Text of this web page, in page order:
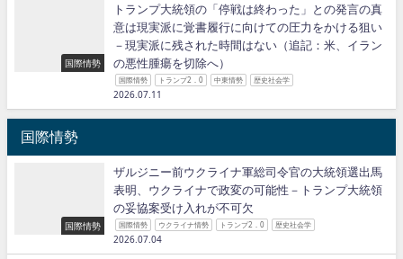
国際情勢
トランプ大統領の「停戦は終わった」との発言の真
意は現実派に覚書履行に向けての圧力をかける狙い
－現実派に残された時間はない（追記：米、イラン
の悪性腫瘍を切除へ）
国際情勢 トランプ2．0 中東情勢 歴史社会学
2026.07.11
国際情勢
国際情勢
ザルジニー前ウクライナ軍総司令官の大統領選出馬
表明、ウクライナで政変の可能性－トランプ大統領
の妥協案受け入れが不可欠
国際情勢 ウクライナ情勢 トランプ2．0 歴史社会学
2026.07.04